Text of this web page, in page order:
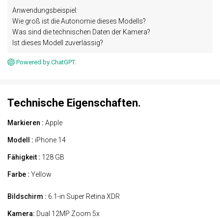
Anwendungsbeispiel:
Wie groß ist die Autonomie dieses Modells?
Was sind die technischen Daten der Kamera?
Ist dieses Modell zuverlässig?
Powered by ChatGPT.
Technische Eigenschaften.
Markieren : Apple
Modell : iPhone 14
Fähigkeit : 128 GB
Farbe : Yellow
Bildschirm : 6.1-in Super Retina XDR
Kamera: Dual 12MP Zoom 5x